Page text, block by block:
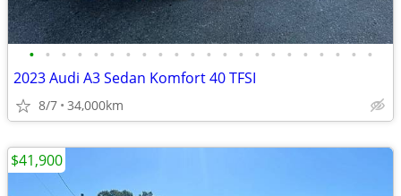
• • • • • • • • • • • • • • • • • • • • • •
2023 Audi A3 Sedan Komfort 40 TFSI
8/7 34,000km
$41,900